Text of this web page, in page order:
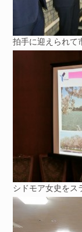
拍手に迎えられて
シドモア女史をス